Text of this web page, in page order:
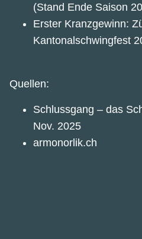
(Stand Ende Saison
Erster Kranzgewinn:
Kantonalschwingfest
Quellen:
Schlussgang – das
Nov. 2025
armonorlik.ch